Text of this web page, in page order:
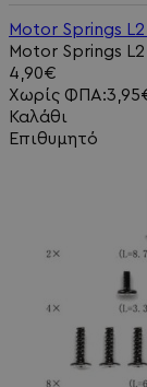
Motor Springs
Motor Springs
4,90€
Χωρίς
Καλάθι
Επιθυμητό